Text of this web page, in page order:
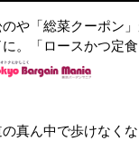
や「総菜クーポン
に。「ロースかつ定
真ん中で歩けなく